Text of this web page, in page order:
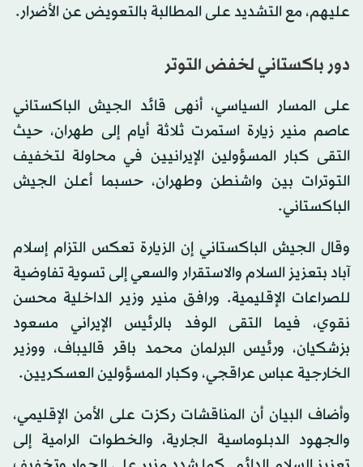
عليهم، مع التشديد على المطالبة بالتعويض عن الأضرار.
دور باكستاني لخفض التوتر
على المسار السياسي، أنهى قائد الجيش الباكستاني
عاصم منير زيارة استمرت ثلاثة أيام إلى طهران، حيث
التقى كبار المسؤولين الإيرانيين في محاولة لتخفيف
التوترات بين واشنطن وطهران، حسبما أعلن الجيش
الباكستاني.
وقال الجيش الباكستاني إن الزيارة تعكس التزام إسلام
آباد بتعزيز السلام والاستقرار والسعي إلى تسوية تفاوضية
للصراعات الإقليمية. ورافق منير وزير الداخلية محسن
نقوي، فيما التقى الوفد بالرئيس الإيراني مسعود
بزشكيان، ورئيس البرلمان محمد باقر قاليباف، ووزير
الخارجية عباس عراقجي، وكبار المسؤولين العسكريين.
وأضاف البيان أن المناقشات ركزت على الأمن الإقليمي،
والجهود الدبلوماسية الجارية، والخطوات الرامية إلى